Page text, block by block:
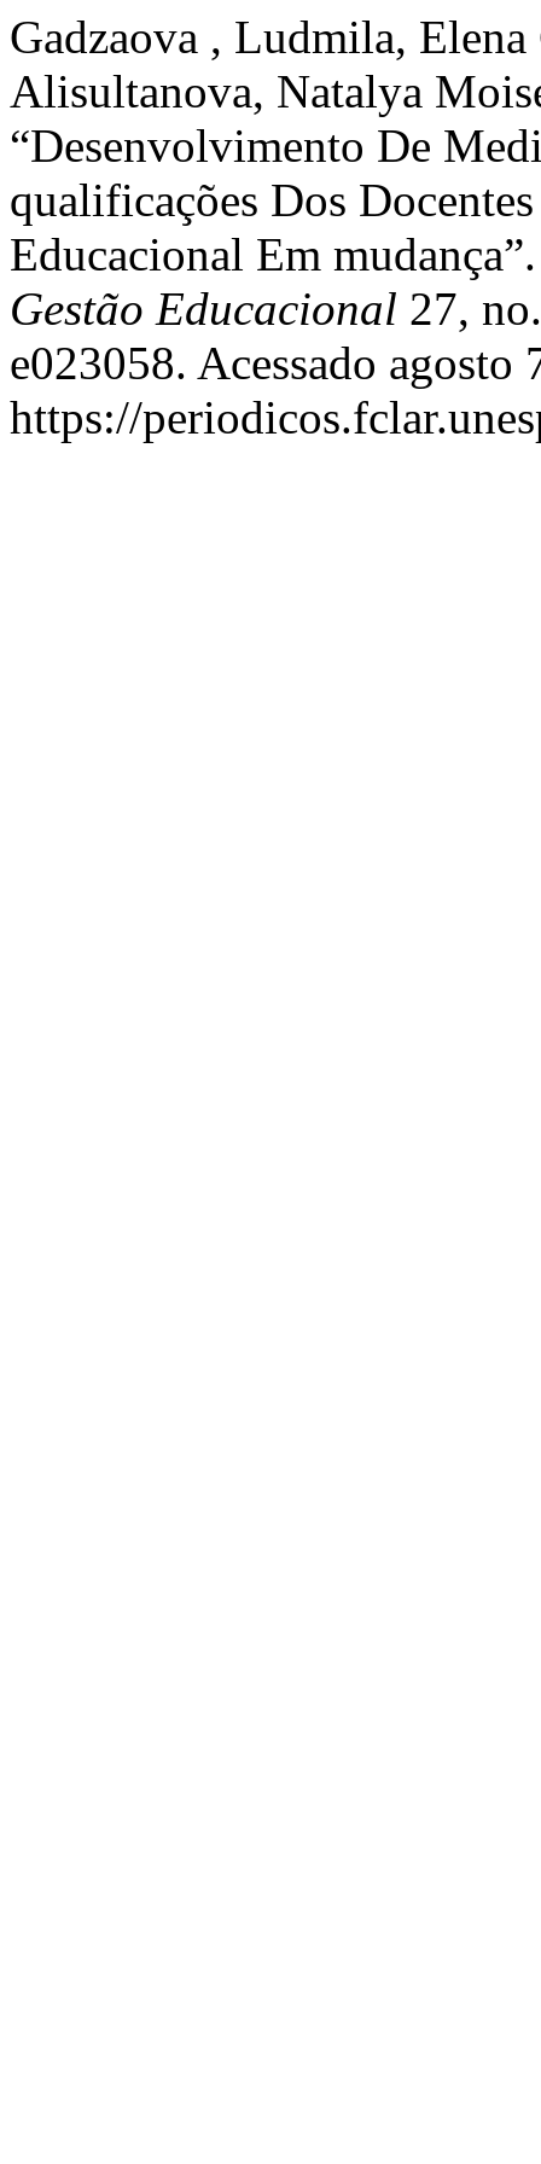
Gadzaova , Ludmila,
Alisultanova, Natalya
“Desenvolvimento De
qualificações Dos
Educacional Em
Gestão Educacional 27,
e023058. Acessado agosto
https://